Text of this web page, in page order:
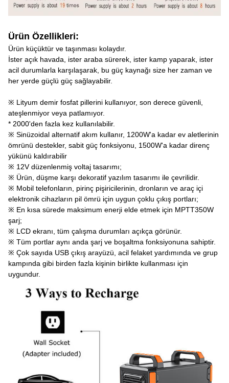
Ürün Özellikleri:
Ürün küçüktür ve taşınması kolaydır.
İster açık havada, ister araba sürerek, ister kamp yaparak, ister
acil durumlarla karşılaşarak, bu güç kaynağı size her zaman ve
her yerde güçlü güç sağlayabilir.
※ Lityum demir fosfat pillerini kullanıyor, son derece güvenli,
ateşlenmiyor veya patlamıyor.
* 2000'den fazla kez kullanılabilir.
※ Sinüzoidal alternatif akım kullanır, 1200W'a kadar ev aletlerinin
ömrünü destekler, sabit güç fonksiyonu, 1500W'a kadar direnç
yükünü kaldırabilir
※ 12V düzenlenmiş voltaj tasarımı;
※ Ürün, düşme karşı dekoratif yazılım tasarımı ile çevrilidir.
※ Mobil telefonların, pirinç pişiricilerinin, dronların ve araç içi
elektronik cihazların pil ömrü için uygun çoklu çıkış portları;
※ En kısa sürede maksimum enerji elde etmek için MPTT350W
şarj;
※ LCD ekranı, tüm çalışma durumları açıkça görünür.
※ Tüm portlar aynı anda şarj ve boşaltma fonksiyonuna sahiptir.
※ Çok sayıda USB çıkış arayüzü, acil felaket yardımında ve grup
kampında gibi birden fazla kişinin birlikte kullanması için
uygundur.